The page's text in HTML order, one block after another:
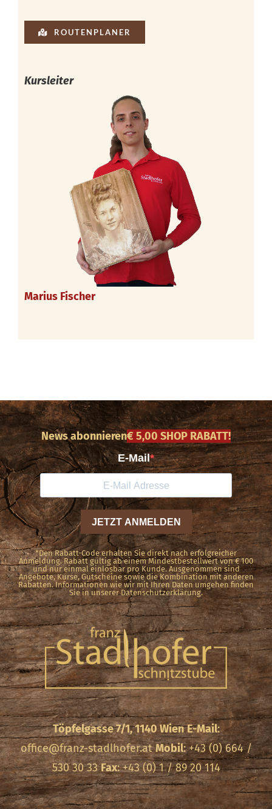
ROUTENPLANER
Kursleiter
Marius Fischer
News abonnieren€ 5,00 SHOP RABATT!
*Den Rabatt-Code erhalten Sie direkt nach erfolgreicher
Anmeldung. Rabatt gültig ab einem Mindestbestellwert von € 100
und nur einmal einlösbar pro Kunde. Ausgenommen sind
Angebote, Kurse, Gutscheine sowie die Kombination mit anderen
Rabatten. Informationen wie wir mit Ihren Daten umgehen finden
Sie in unserer Datenschutzerklärung.
Töpfelgasse 7/1, 1140 Wien E-Mail:
office@franz-stadlhofer.at Mobil: +43 (0) 664 /
530 30 33Fax: +43 (0) 1 / 89 20 114